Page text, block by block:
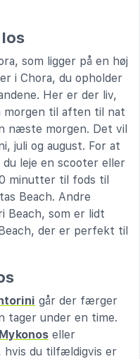
som ligger på en høj
i Chora, du opholder
Her er der liv,
morgen til aften til nat
næste morgen. Det vil
juli og august. For at
leje en scooter eller
minutter til fods til
Beach. Andre
Beach, som er lidt
der er perfekt til
går der færger
tager under en time.
Mykonos eller
hvis du tilfældigvis er